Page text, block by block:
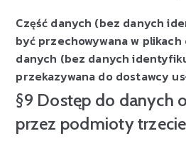
Część danych (bez danych
być przechowywana w plikach
danych (bez danych
przekazywana do dostawcy
§9 Dostęp do danych
przez podmioty trzecie